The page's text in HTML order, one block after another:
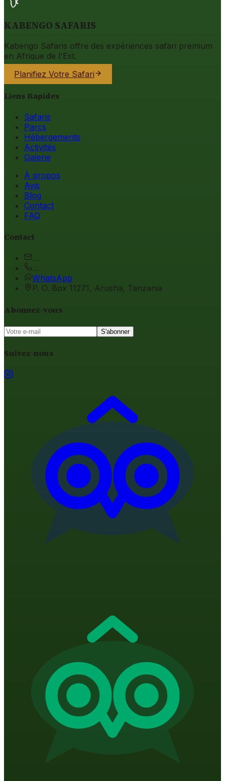
KABENGO SAFARIS
Kabengo Safaris offre des expériences safari premium
en Afrique de l'Est.
Planifiez Votre Safari
Liens Rapides
Safaris
Parcs
Hébergements
Activités
Galerie
À propos
Avis
Blog
Contact
FAQ
Contact
…
…
WhatsApp
P. O. Box 11271, Arusha, Tanzania
Abonnez-vous
S'abonner
Suivez-nous